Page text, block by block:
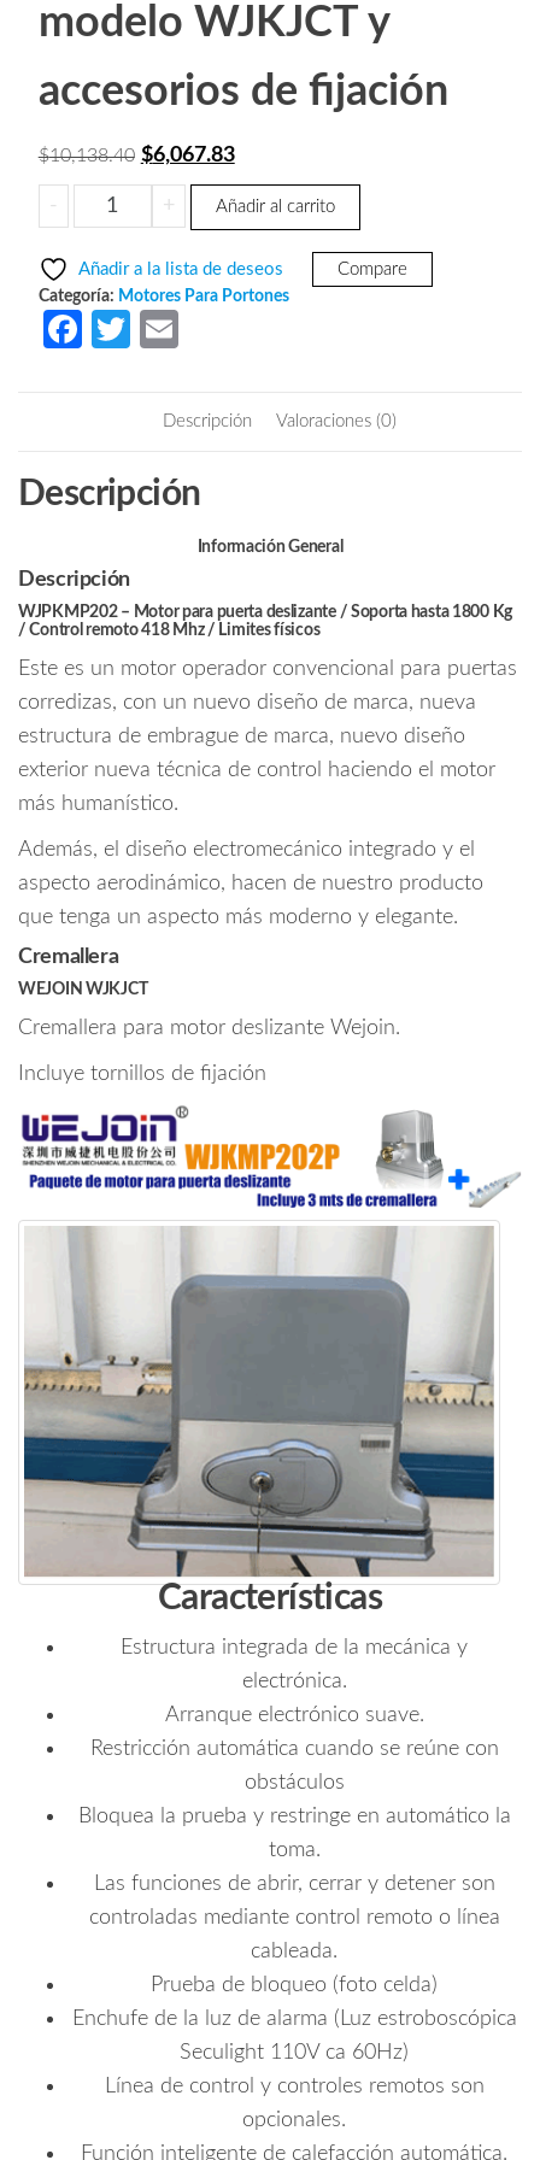
modelo WJKJCT y
accesorios de fijación
$10,138.40 El
precio
original
$10,138.40.
$6,067.83El
precio
$6,067.83.
-
WJPKM202P
-
motor
para
1800
Incluye
motor
modelo
WJPKMP202
/
metros
de
cremallera
WJKJCT
y
accesorios
de
fijación
+ Añadir al carrito
Añadir a la lista de deseos Compare
Categoría: Motores Para Portones
Fa
o
T
itt
ail
Descripción Valoraciones (0)
Descripción
Información General
Descripción
WJPKMP202– Motor para puerta deslizante / Soporta hasta 1800 Kg
/ Control remoto 418 Mhz / Limites físicos
Este es un motor operador convencional para puertas
corredizas, con un nuevo diseño de marca, nueva
estructura de embrague de marca, nuevo diseño
exterior nueva técnica de control haciendo el motor
más humanístico.
Además, el diseño electromecánico integrado y el
aspecto aerodinámico, hacen de nuestro producto
que tenga un aspecto más moderno y elegante.
Cremallera
WEJOIN WJKJCT
Cremallera para motor deslizante Wejoin.
Incluye tornillos de fijación
Características
Estructura integrada de la mecánica y
electrónica.
Arranque electrónico suave.
Restricción automática cuando se reúne con
obstáculos
Bloquea la prueba y restringe en automático la
toma.
Las funciones de abrir, cerrar y detener son
controladas mediante control remoto o línea
cableada.
Prueba de bloqueo (foto celda)
Enchufe de la luz de alarma (Luz estroboscópica
Seculight 110V ca 60Hz)
Línea de control y controles remotos son
opcionales.
Función inteligente de calefacción automática.